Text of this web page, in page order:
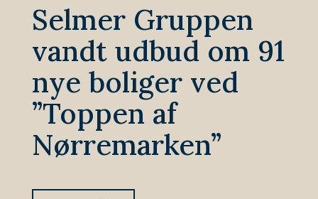
Selmer Gruppen
vandt udbud om 91
nye boliger ved
”Toppen af
Nørremarken”